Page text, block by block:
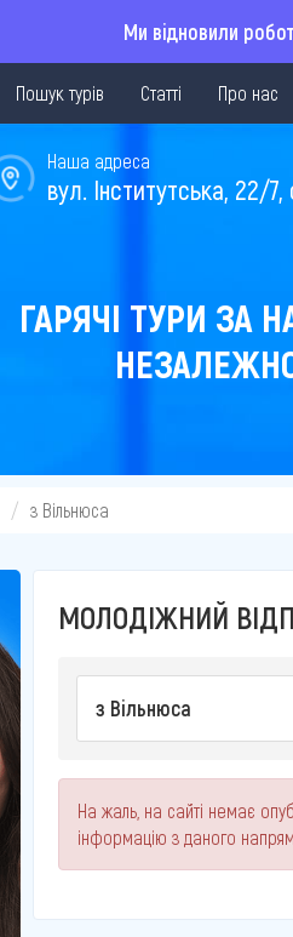
Ми відновили
Пошук турів Статті Про нас
Наша адреса
вул. Інститутська, 22/
ГАРЯЧІ ТУРИ ЗА
з Вільнюса
МОЛОДІЖНИЙ
з Вільнюса
На жаль, на сайті немає
інформацію з даного